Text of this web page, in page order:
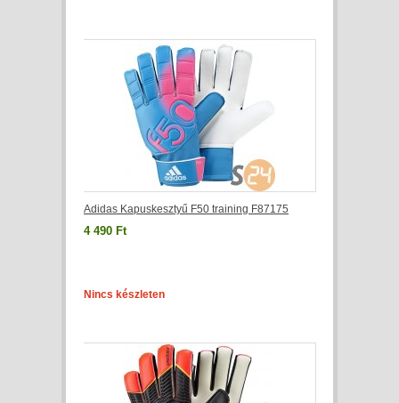
Adidas Kapuskesztyű F50 training F87175
4 490 Ft
Nincs készleten